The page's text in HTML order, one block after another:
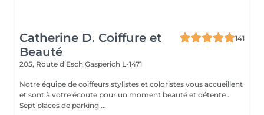
Catherine D. Coiffure et
Beauté
141
205, Route d'Esch Gasperich L-1471
Notre équipe de coiffeurs stylistes et coloristes vous accueillent
et sont à votre écoute pour un moment beauté et détente .
Sept places de parking ...